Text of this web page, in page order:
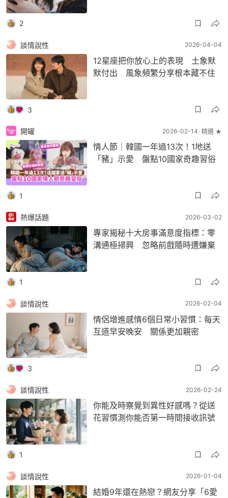
2
談情說性 2026-04-04
12星座把你放心上的表現 土象默
默付出 風象頻繁分享根本藏不住
3
開罐 2026-02-14 精選 ★
情人節｜韓國一年過13次！1地送
「豬」示愛 盤點10國家奇趣習俗
1
熱爆話題 2026-03-02
專家揭秘十大房事滿意度指標：零
溝通極掃興 忽略前戲隨時遭嫌棄
1
談情說性 2026-02-04
情侶增進感情6個日常小習慣：每天
互道早安晚安 關係更加親密
3
談情說性 2026-02-24
你能及時察覺到異性好感嗎？從送
花習慣測你能否第一時間接收訊號
1
談情說性 2026-01-04
結婚9年還在熱戀？網友分享「6愛